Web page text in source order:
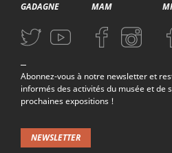
GADAGNE
Aller sur la page Twitter (nouvelle
Aller sur la page Youtube
MAM
Aller sur la page
Aller sur la
Abonnez-vous à notre newsletter et
informés des activités du musée et de
prochaines expositions !
NEWSLETTER